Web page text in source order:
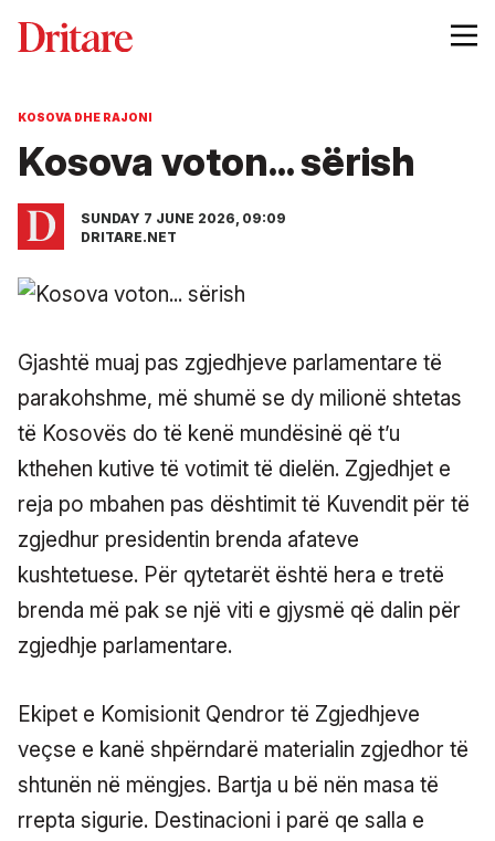
KOSOVA DHE RAJONI
Kosova voton... sërish
SUNDAY 7 JUNE 2026, 09:09
DRITARE.NET
Gjashtë muaj pas zgjedhjeve parlamentare të
parakohshme, më shumë se dy milionë shtetas
të Kosovës do të kenë mundësinë që t’u
kthehen kutive të votimit të dielën. Zgjedhjet e
reja po mbahen pas dështimit të Kuvendit për të
zgjedhur presidentin brenda afateve
kushtetuese. Për qytetarët është hera e tretë
brenda më pak se një viti e gjysmë që dalin për
zgjedhje parlamentare.
Ekipet e Komisionit Qendror të Zgjedhjeve
veçse e kanë shpërndarë materialin zgjedhor të
shtunën në mëngjes. Bartja u bë nën masa të
rrepta sigurie. Destinacioni i parë qe salla e